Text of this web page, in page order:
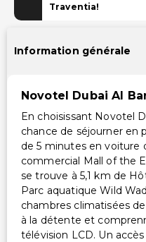
Parking gratuit avec
Piscine et Bien-être
Spa à service complet
Espace de soins du
Piscine pour enfants
Installations
Club pour enfants
Télévision dans les
Traventia!
Information générale
Novotel Dubai Al
En choisissant Novotel
chance de séjourner en
de 5 minutes en voiture
commercial Mall of the
se trouve à 5,1 km de
Parc aquatique Wild
chambres climatisées
à la détente et
télévision LCD. Un